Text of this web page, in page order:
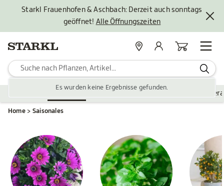
Starkl Frauenhofen & Aschbach: Derzeit auch sonntags
geöffnet! Alle Öffnungszeiten
Es wurden keine Ergebnisse gefunden.
StandorteMein KontoWarenkorb
Zubehör Gartengestaltung
Home Saisonales